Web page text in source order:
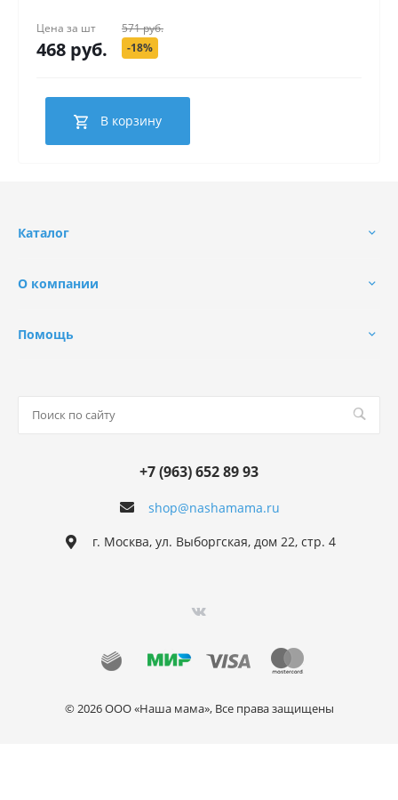
Цена за шт
468 руб.
571 руб.
-18%
В корзину
Каталог
О компании
Помощь
shop@nashamama.ru
+7 (963) 652 89 93
г. Москва, ул. Выборгская, дом 22, стр. 4
© 2026 ООО «Наша мама», Все права защищены